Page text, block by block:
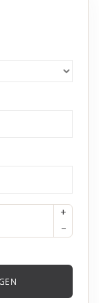
+
−